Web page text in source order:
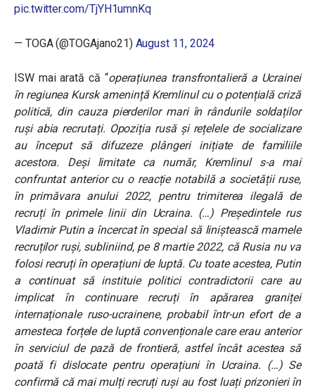
pic.twitter.com/TjYH1umnKq
— TOGA (@TOGAjano21) August 11, 2024
ISW mai arată că “operațiunea transfrontalieră a Ucrainei
în regiunea Kursk amenință Kremlinul cu o potențială criză
politică, din cauza pierderilor mari în rândurile soldaților
ruși abia recrutați. Opoziția rusă și rețelele de socializare
au început să difuzeze plângeri inițiate de familiile
acestora. Deși limitate ca număr, Kremlinul s-a mai
confruntat anterior cu o reacție notabilă a societății ruse,
în primăvara anului 2022, pentru trimiterea ilegală de
recruți în primele linii din Ucraina. (…) Președintele rus
Vladimir Putin a încercat în special să liniștească mamele
recruților ruși, subliniind, pe 8 martie 2022, că Rusia nu va
folosi recruți în operațiuni de luptă. Cu toate acestea, Putin
a continuat să instituie politici contradictorii care au
implicat în continuare recruți în apărarea graniței
internaționale ruso-ucrainene, probabil într-un efort de a
amesteca forțele de luptă convenționale care erau anterior
în serviciul de pază de frontieră, astfel încât acestea să
poată fi dislocate pentru operațiuni în Ucraina. (…) Se
confirmă că mai mulți recruți ruși au fost luați prizonieri în